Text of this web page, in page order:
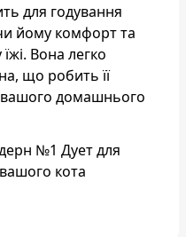
для годування
йому комфорт та
Вона легко
що робить її
домашнього
№1 Дует для
вашого кота